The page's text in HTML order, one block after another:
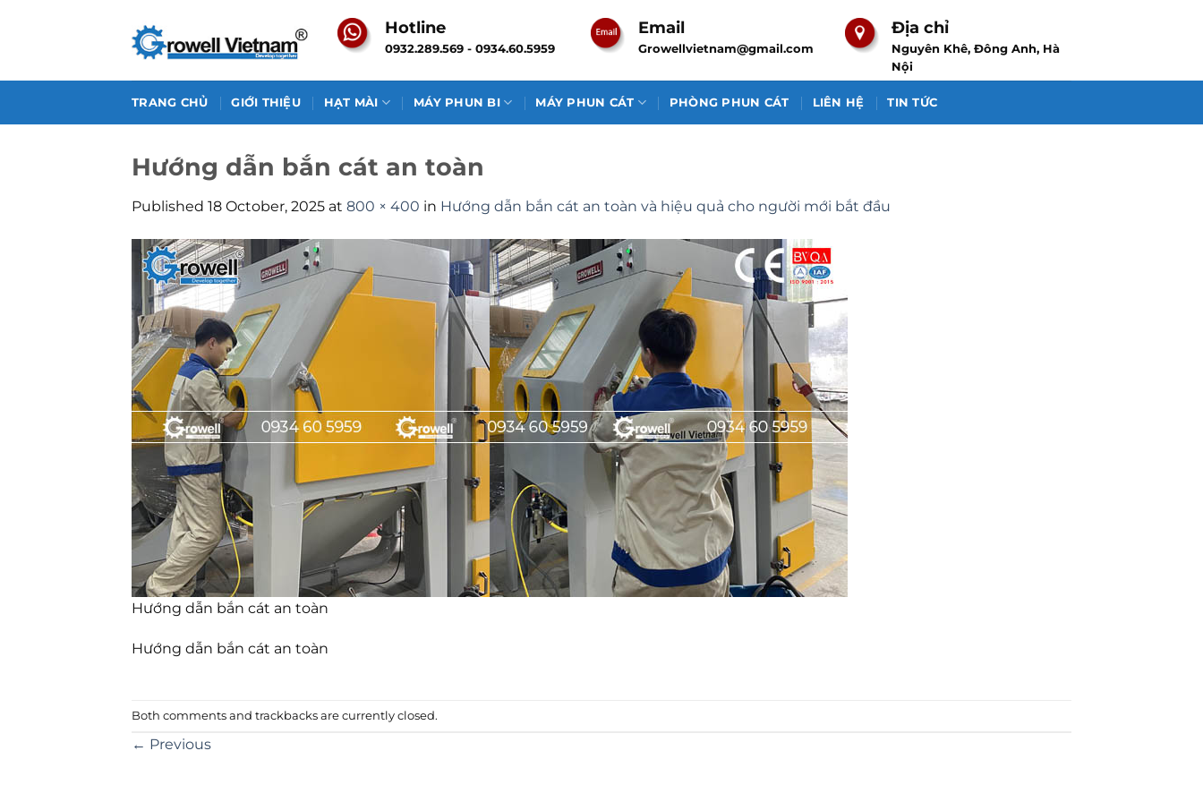
Hotline
0932.289.569 - 0934.60.5959
Email
Growellvietnam@gmail.com
Địa chỉ
Nguyên Khê, Đông Anh, Hà
Nội
TRANG CHỦ GIỚI THIỆU HẠT MÀI MÁY PHUN BI MÁY PHUN CÁT PHÒNG PHUN CÁT LIÊN HỆ TIN TỨC
Hướng dẫn bắn cát an toàn
Published 18 October, 2025 at 800 × 400 in Hướng dẫn bắn cát an toàn và hiệu quả cho người mới bắt đầu
Hướng dẫn bắn cát an toàn
Hướng dẫn bắn cát an toàn
Both comments and trackbacks are currently closed.
← Previous